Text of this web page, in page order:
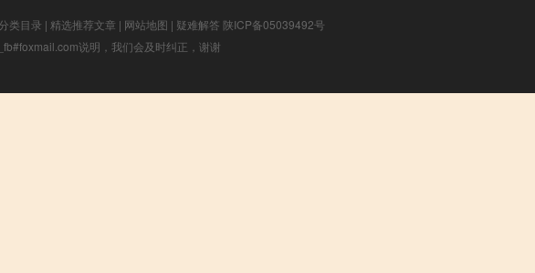
类目录 | 精选推荐文章 | 网站地图 | 疑难解答 陕ICP备05039492号
说明，我们会及时纠正，谢谢